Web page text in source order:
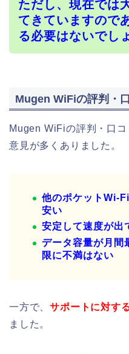
ただし、現在では
てきていますので
る必要はないでし
Mugen WiFiの評判・
Mugen WiFiの評判・口
意見が多くありました。
他のポケットWi-
安い
安定して速度が出
データ容量が月間
限に不満はない
一方で、サポートに対す
ました。